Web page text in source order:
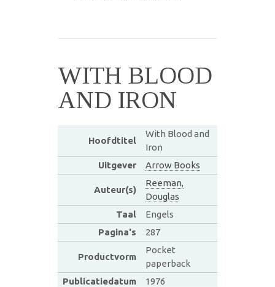
WITH BLOOD
AND IRON
Hoofdtitel
With Blood and
Iron
Uitgever
Arrow Books
Auteur(s)
Reeman,
Douglas
Taal
Engels
Pagina's
287
Productvorm
Pocket
paperback
Publicatiedatum
1976